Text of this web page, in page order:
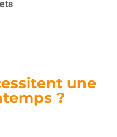
une
?